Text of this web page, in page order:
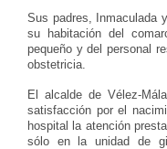
Sus padres, Inmaculada
su habitación del
pequeño y del personal
obstetricia.
El alcalde de Vélez-
satisfacción por el
hospital la atención
sólo en la unidad de